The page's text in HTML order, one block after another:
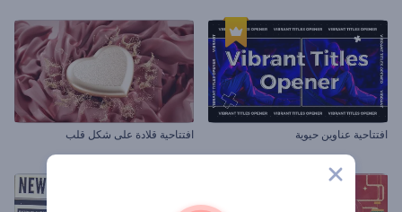
افتتاحية عناوين حيوية افتتاحية قلادة على شكل قلب